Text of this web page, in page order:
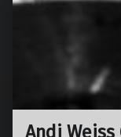
Andi